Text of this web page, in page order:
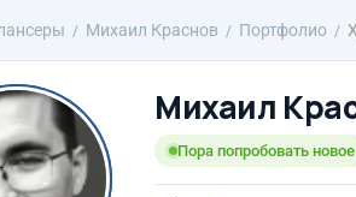
Михаил Краснов Портфолио
Михаил
Пора попробовать новое